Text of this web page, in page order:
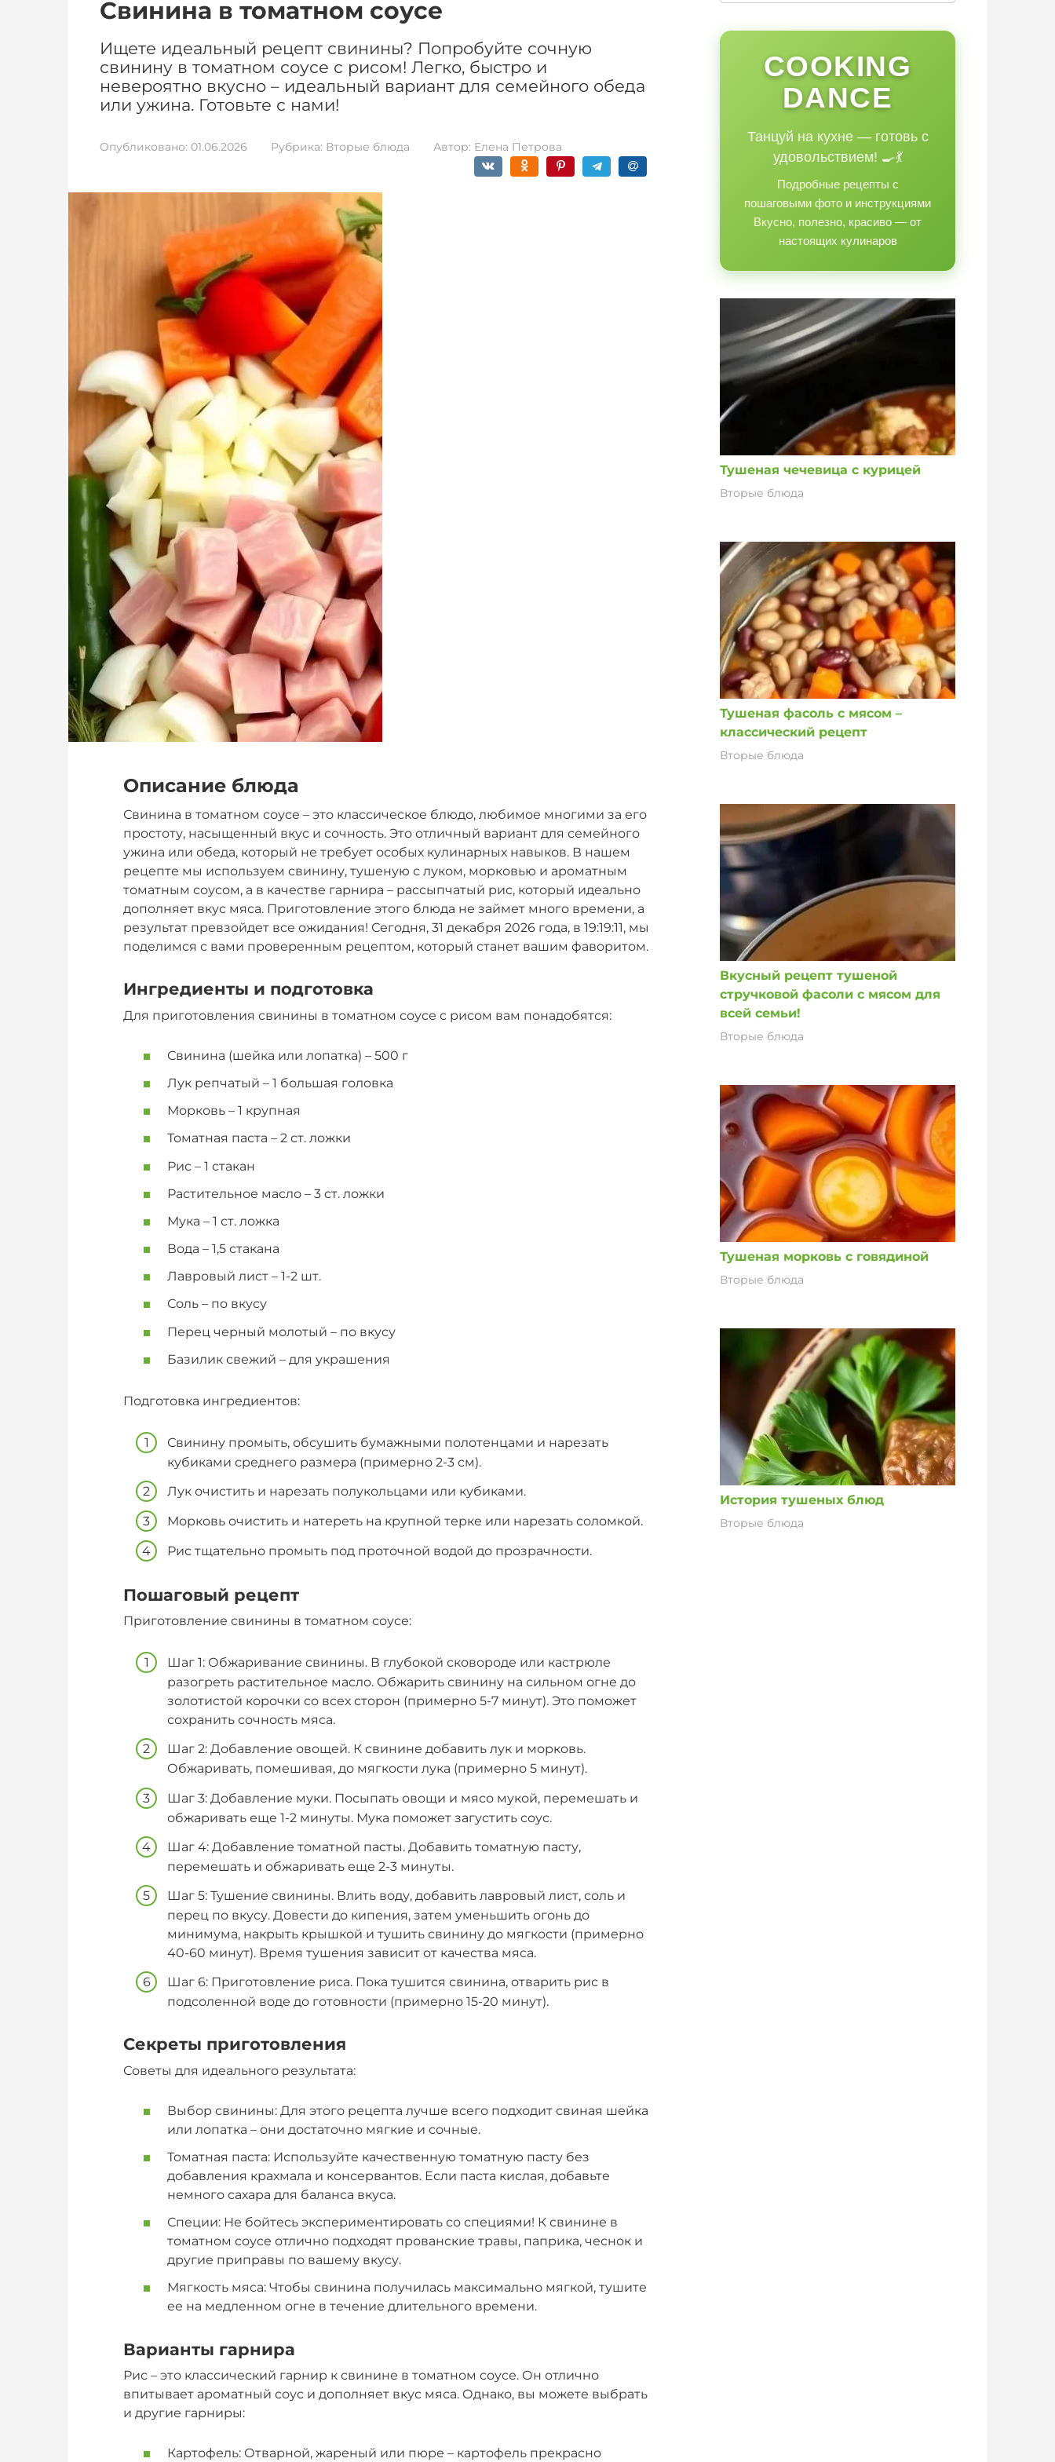
Свинина в томатном соусе
Ищете идеальный рецепт свинины? Попробуйте сочную
свинину в томатном соусе с рисом! Легко, быстро и
невероятно вкусно – идеальный вариант для семейного обеда
или ужина. Готовьте с нами!
Опубликовано: 01.06.2026 Рубрика: Вторые блюда Автор: Елена Петрова
Описание блюда
Свинина в томатном соусе – это классическое блюдо, любимое многими за его
простоту, насыщенный вкус и сочность. Это отличный вариант для семейного
ужина или обеда, который не требует особых кулинарных навыков. В нашем
рецепте мы используем свинину, тушеную с луком, морковью и ароматным
томатным соусом, а в качестве гарнира – рассыпчатый рис, который идеально
дополняет вкус мяса. Приготовление этого блюда не займет много времени, а
результат превзойдет все ожидания! Сегодня, 31 декабря 2026 года, в 19:19:11, мы
поделимся с вами проверенным рецептом, который станет вашим фаворитом.
Ингредиенты и подготовка
Для приготовления свинины в томатном соусе с рисом вам понадобятся:
Свинина (шейка или лопатка) – 500 г
Лук репчатый – 1 большая головка
Морковь – 1 крупная
Томатная паста – 2 ст. ложки
Рис – 1 стакан
Растительное масло – 3 ст. ложки
Мука – 1 ст. ложка
Вода – 1,5 стакана
Лавровый лист – 1-2 шт.
Соль – по вкусу
Перец черный молотый – по вкусу
Базилик свежий – для украшения
Подготовка ингредиентов:
Свинину промыть, обсушить бумажными полотенцами и нарезать
кубиками среднего размера (примерно 2-3 см).
Лук очистить и нарезать полукольцами или кубиками.
Морковь очистить и натереть на крупной терке или нарезать соломкой.
Рис тщательно промыть под проточной водой до прозрачности.
Пошаговый рецепт
Приготовление свинины в томатном соусе:
Шаг 1: Обжаривание свинины. В глубокой сковороде или кастрюле
разогреть растительное масло. Обжарить свинину на сильном огне до
золотистой корочки со всех сторон (примерно 5-7 минут). Это поможет
сохранить сочность мяса.
Шаг 2: Добавление овощей. К свинине добавить лук и морковь.
Обжаривать, помешивая, до мягкости лука (примерно 5 минут).
Шаг 3: Добавление муки. Посыпать овощи и мясо мукой, перемешать и
обжаривать еще 1-2 минуты. Мука поможет загустить соус.
Шаг 4: Добавление томатной пасты. Добавить томатную пасту,
перемешать и обжаривать еще 2-3 минуты.
Шаг 5: Тушение свинины. Влить воду, добавить лавровый лист, соль и
перец по вкусу. Довести до кипения, затем уменьшить огонь до
минимума, накрыть крышкой и тушить свинину до мягкости (примерно
40-60 минут). Время тушения зависит от качества мяса.
Шаг 6: Приготовление риса. Пока тушится свинина, отварить рис в
подсоленной воде до готовности (примерно 15-20 минут).
Секреты приготовления
Советы для идеального результата:
Выбор свинины: Для этого рецепта лучше всего подходит свиная шейка
или лопатка – они достаточно мягкие и сочные.
Томатная паста: Используйте качественную томатную пасту без
добавления крахмала и консервантов. Если паста кислая, добавьте
немного сахара для баланса вкуса.
Специи: Не бойтесь экспериментировать со специями! К свинине в
томатном соусе отлично подходят прованские травы, паприка, чеснок и
другие приправы по вашему вкусу.
Мягкость мяса: Чтобы свинина получилась максимально мягкой, тушите
ее на медленном огне в течение длительного времени.
Варианты гарнира
Рис – это классический гарнир к свинине в томатном соусе. Он отлично
впитывает ароматный соус и дополняет вкус мяса. Однако, вы можете выбрать
и другие гарниры:
Картофель: Отварной, жареный или пюре – картофель прекрасно
COOKING
DANCE
Танцуй на кухне — готовь с
удовольствием! 🍳💃
Подробные рецепты с
пошаговыми фото и инструкциями
Вкусно, полезно, красиво — от
настоящих кулинаров
Тушеная чечевица с курицей
Вторые блюда
Тушеная фасоль с мясом –
классический рецепт
Вторые блюда
Вкусный рецепт тушеной
стручковой фасоли с мясом для
всей семьи!
Вторые блюда
Тушеная морковь с говядиной
Вторые блюда
История тушеных блюд
Вторые блюда